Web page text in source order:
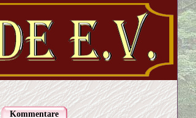
Kommentare